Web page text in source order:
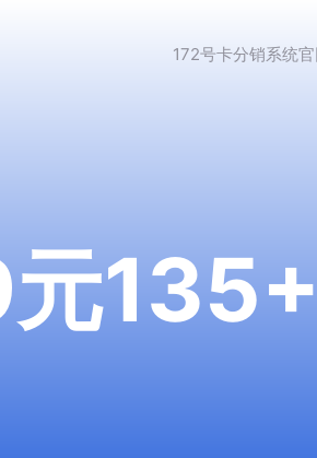
172号卡分销系统
元